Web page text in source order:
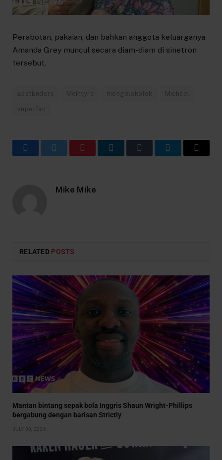
Perabotan, pakaian, dan bahkan anggota keluarganya
Amanda Grey muncul secara diam-diam di sinetron
tersebut.
EastEnders McIntyre mengolokolok Michael
superfan
FacebookTwitter PinterestLinkedInTumblr TelegramEmail
Mike Mike
RELATED POSTS
Mantan bintang sepak bola Inggris Shaun Wright-Phillips
bergabung dengan barisan Strictly
JULY 30, 2026